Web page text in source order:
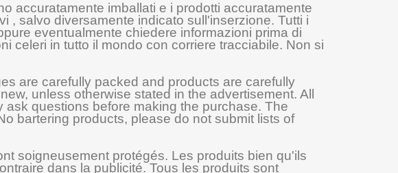
accuratamente imballati e i prodotti accuratamente
, salvo diversamente indicato sull'inserzione. Tutti i
eventualmente chiedere informazioni prima di
celeri in tutto il mondo con corriere tracciabile. Non si
are carefully packed and products are carefully
unless otherwise stated in the advertisement. All
questions before making the purchase. The
bartering products, please do not submit lists of
soigneusement protégés. Les produits bien qu'ils
dans la publicité. Tous les produits sont